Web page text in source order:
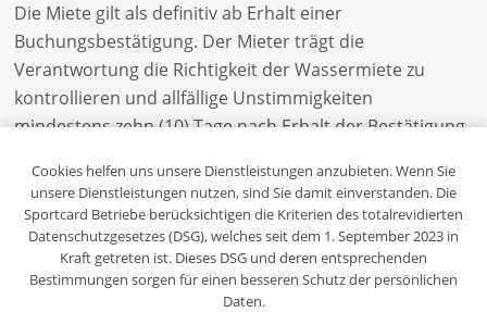
Die Miete gilt als definitiv ab Erhalt einer
Buchungsbestätigung. Der Mieter trägt die
Verantwortung die Richtigkeit der Wassermiete zu
kontrollieren und allfällige Unstimmigkeiten
mindestens zehn (10) Tage nach Erhalt der Bestätigung
vorzunehmen, dabei gelten folgende Fristen:
- Ab Bestätigungsdatum bis 22 Tag vor Miete
kostenfreie Stornierung
- 21 bis 0 Tag vor dem gebuchten Datum 100% der
Cookies helfen uns unsere Dienstleistungen anzubieten. Wenn Sie
unsere Dienstleistungen nutzen, sind Sie damit einverstanden. Die
Sportcard Betriebe berücksichtigen die Kriterien des totalrevidierten
Datenschutzgesetzes (DSG), welches seit dem 1. September 2023 in
Kraft getreten ist. Dieses DSG und deren entsprechenden
Bestimmungen sorgen für einen besseren Schutz der persönlichen
Daten.